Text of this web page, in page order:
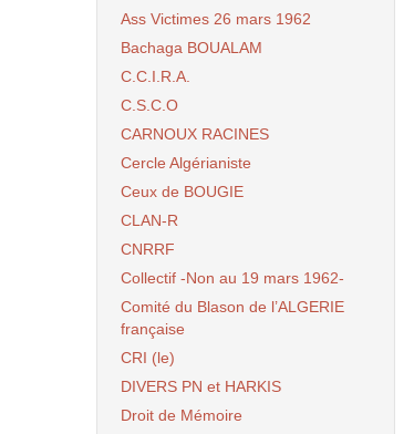
Ass Victimes 26 mars 1962
Bachaga BOUALAM
C.C.I.R.A.
C.S.C.O
CARNOUX RACINES
Cercle Algérianiste
Ceux de BOUGIE
CLAN-R
CNRRF
Collectif -Non au 19 mars 1962-
Comité du Blason de l’ALGERIE
française
CRI (le)
DIVERS PN et HARKIS
Droit de Mémoire